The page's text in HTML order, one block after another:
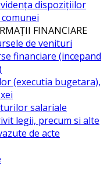
dispozițiilor
FINANCIARE
de venituri
financiare (incepand
(executia bugetara),
salariale
legii, precum si alte
de acte